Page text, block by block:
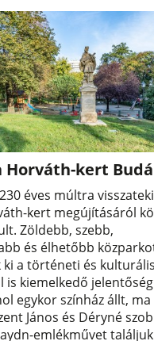
Horváth-kert
éves múltra
kert megújításáról
Zöldebb, szebb,
és élhetőbb
ki a történeti és kulturális
is kiemelkedő
egykor színház állt,
János és Déryné
emlékművet